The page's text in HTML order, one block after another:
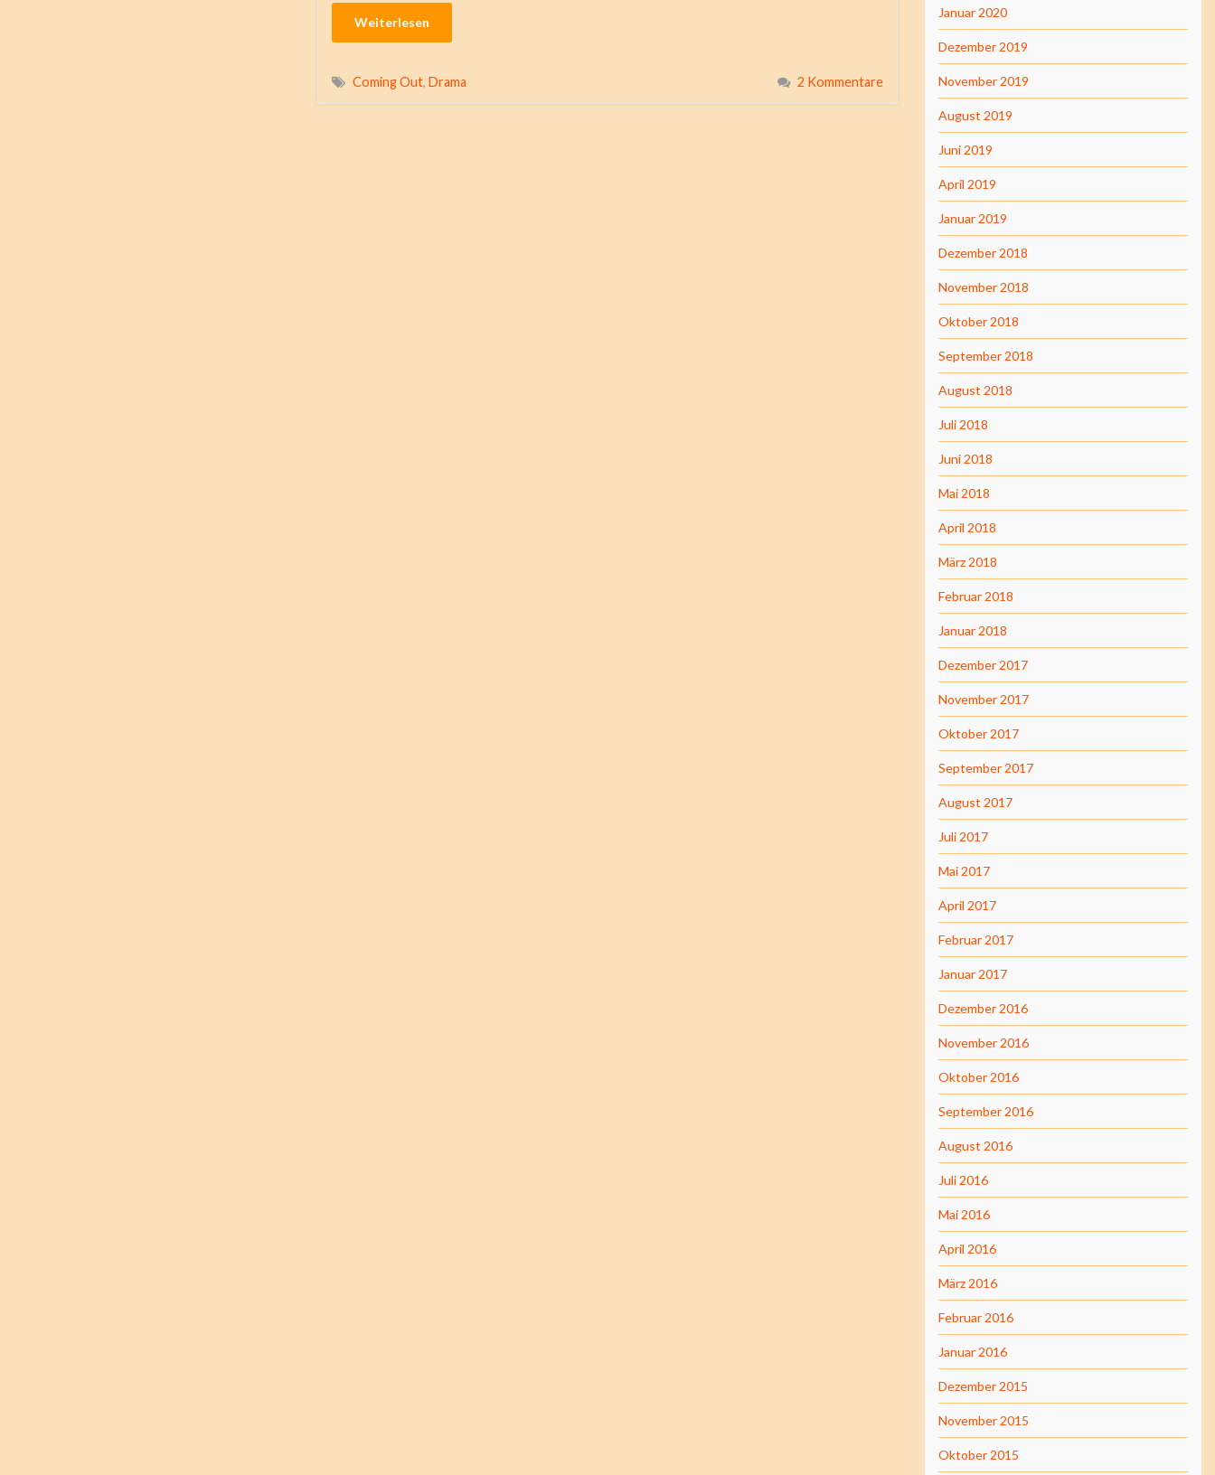
Weiterlesen
Coming Out, Drama 2 Kommentare
Januar 2020
Dezember 2019
November 2019
August 2019
Juni 2019
April 2019
Januar 2019
Dezember 2018
November 2018
Oktober 2018
September 2018
August 2018
Juli 2018
Juni 2018
Mai 2018
April 2018
März 2018
Februar 2018
Januar 2018
Dezember 2017
November 2017
Oktober 2017
September 2017
August 2017
Juli 2017
Mai 2017
April 2017
Februar 2017
Januar 2017
Dezember 2016
November 2016
Oktober 2016
September 2016
August 2016
Juli 2016
Mai 2016
April 2016
März 2016
Februar 2016
Januar 2016
Dezember 2015
November 2015
Oktober 2015